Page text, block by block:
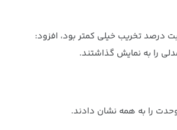
میزان تلفات انسانی به نسبت درصد تخریب خیلی کمتر بود، افزود:
را به نمایش گذاشتند.
را به همه نشان دادند.